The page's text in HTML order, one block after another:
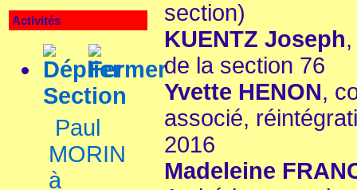
Activités
Section
Paul
MORIN
à
section)
KUENTZ Joseph
de la section 76
Yvette HENON,
associé,
2016
Madeleine